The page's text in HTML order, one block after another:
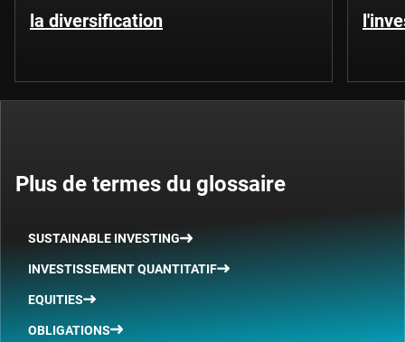
la diversification
Plus de termes du glossaire
SUSTAINABLE INVESTING
INVESTISSEMENT QUANTITATIF
EQUITIES
OBLIGATIONS